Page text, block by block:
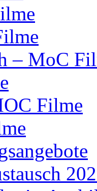
– MoC
Filme